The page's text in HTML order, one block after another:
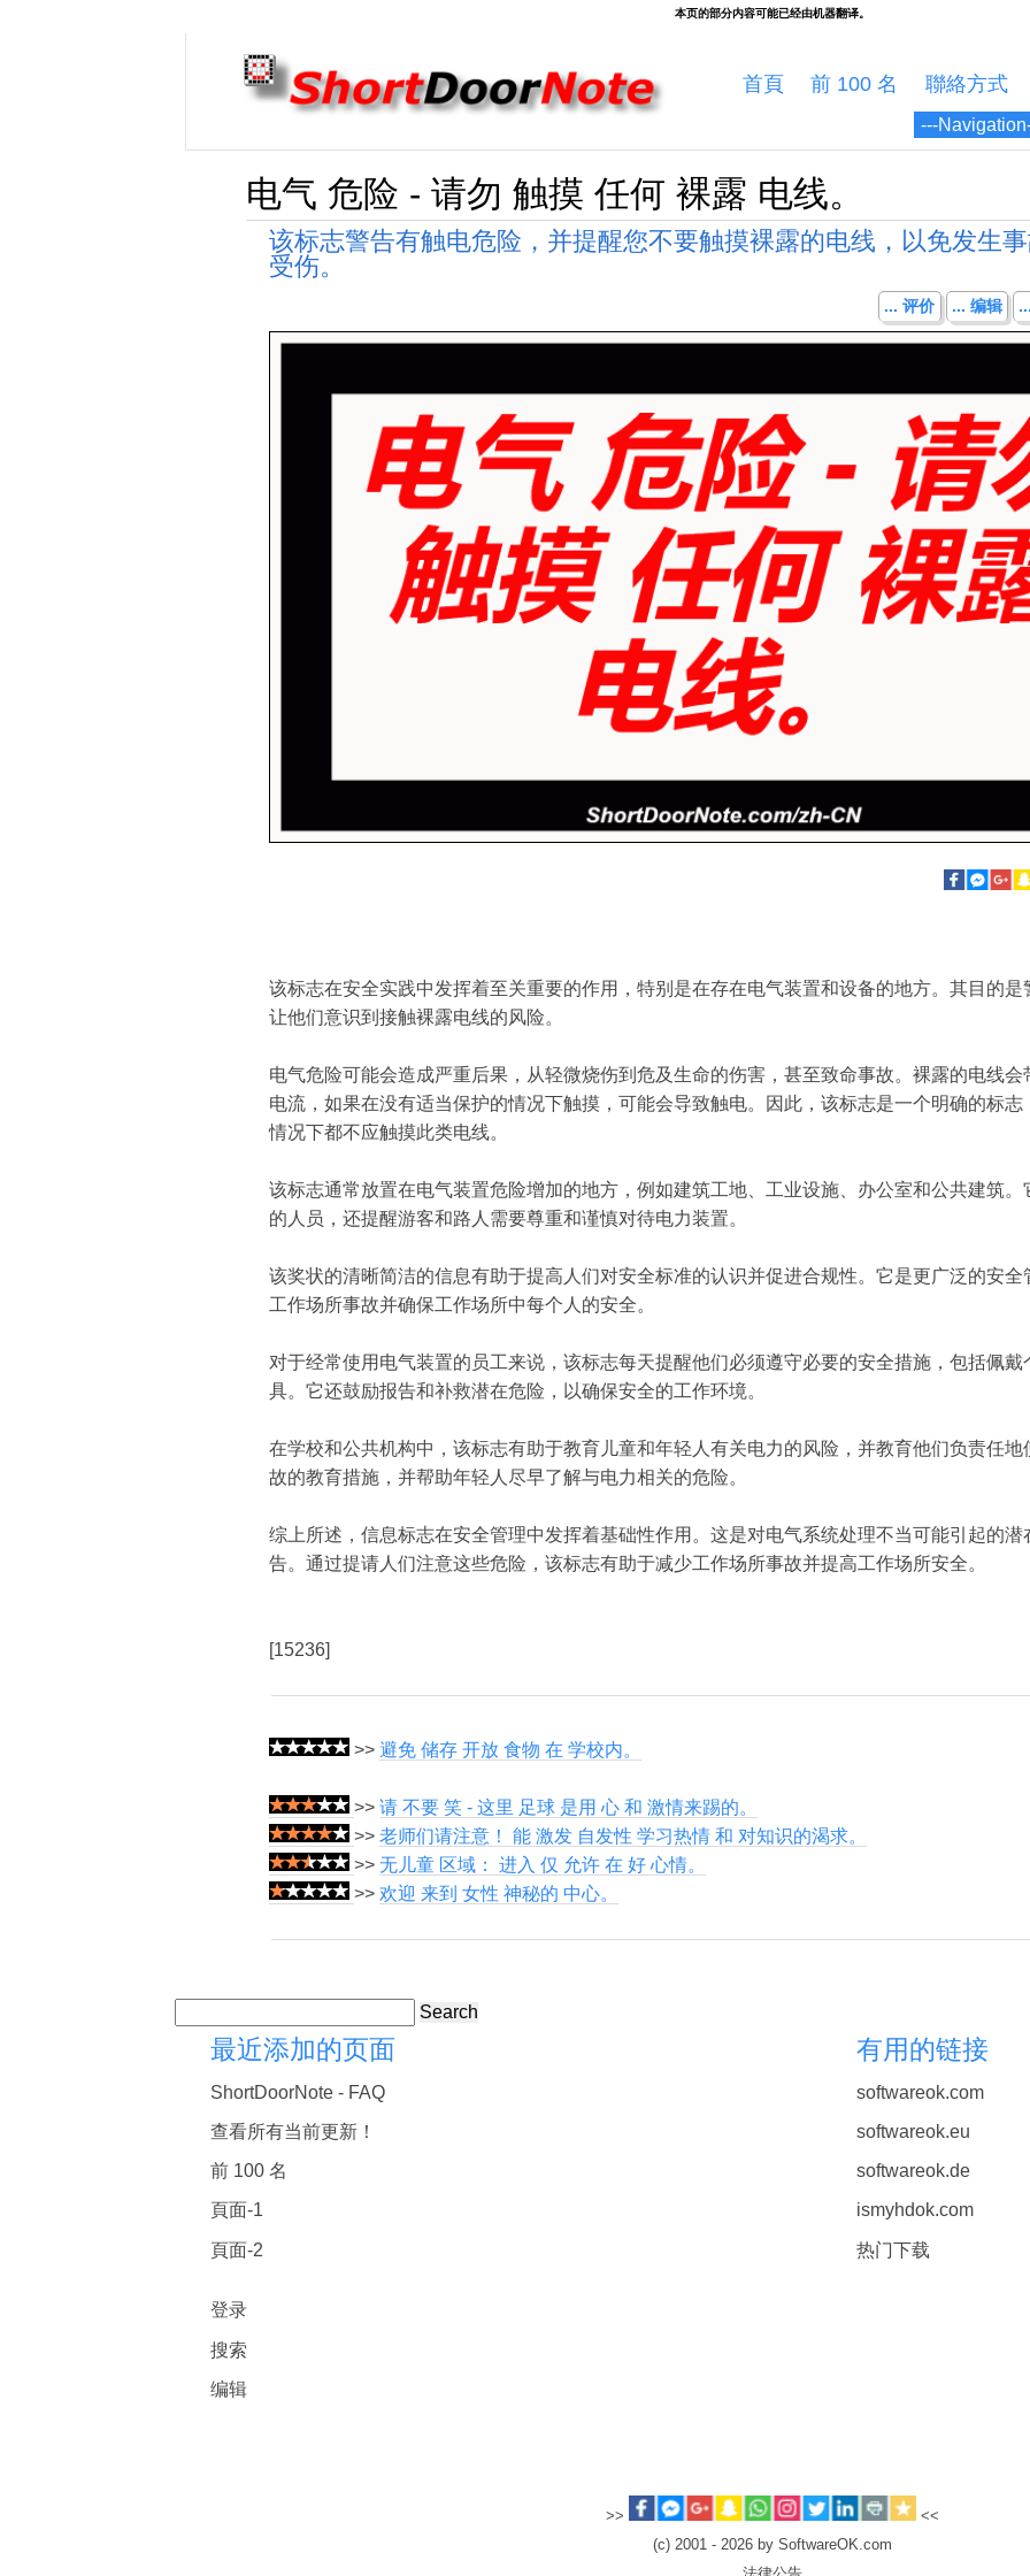
首頁 前 100 名 聯絡方式
电气 危险 - 请勿 触摸 任何 裸露 电线。
该标志警告有触电危险，并提醒您不要触摸裸露的电线，以免发生
受伤。
... 评价 ... 编辑
该标志在安全实践中发挥着至关重要的作用，特别是在存在电气装置和设备的地方。其目的
让他们意识到接触裸露电线的风险。
电气危险可能会造成严重后果，从轻微烧伤到危及生命的伤害，甚至致命事故。裸露的电线
电流，如果在没有适当保护的情况下触摸，可能会导致触电。因此，该标志是一个明确的标
情况下都不应触摸此类电线。
该标志通常放置在电气装置危险增加的地方，例如建筑工地、工业设施、办公室和公共建筑
的人员，还提醒游客和路人需要尊重和谨慎对待电力装置。
该奖状的清晰简洁的信息有助于提高人们对安全标准的认识并促进合规性。它是更广泛的安
工作场所事故并确保工作场所中每个人的安全。
对于经常使用电气装置的员工来说，该标志每天提醒他们必须遵守必要的安全措施，包括佩
具。它还鼓励报告和补救潜在危险，以确保安全的工作环境。
在学校和公共机构中，该标志有助于教育儿童和年轻人有关电力的风险，并教育他们负责任
故的教育措施，并帮助年轻人尽早了解与电力相关的危险。
综上所述，信息标志在安全管理中发挥着基础性作用。这是对电气系统处理不当可能引起的
告。通过提请人们注意这些危险，该标志有助于减少工作场所事故并提高工作场所安全。
[15236]
>> 避免 储存 开放 食物 在 学校内。
>> 请 不要 笑 - 这里 足球 是用 心 和 激情来踢的。
>> 老师们请注意！ 能 激发 自发性 学习热情 和 对知识的渴求。
>> 无儿童 区域： 进入 仅 允许 在 好 心情。
>> 欢迎 来到 女性 神秘的 中心。
Search
最近添加的页面
ShortDoorNote - FAQ
查看所有当前更新！
前 100 名
頁面-1
頁面-2
登录
搜索
编辑
有用的链接
softwareok.com
softwareok.eu
softwareok.de
ismyhdok.com
热门下载
>>
<<
(c) 2001 - 2026 by SoftwareOK.com